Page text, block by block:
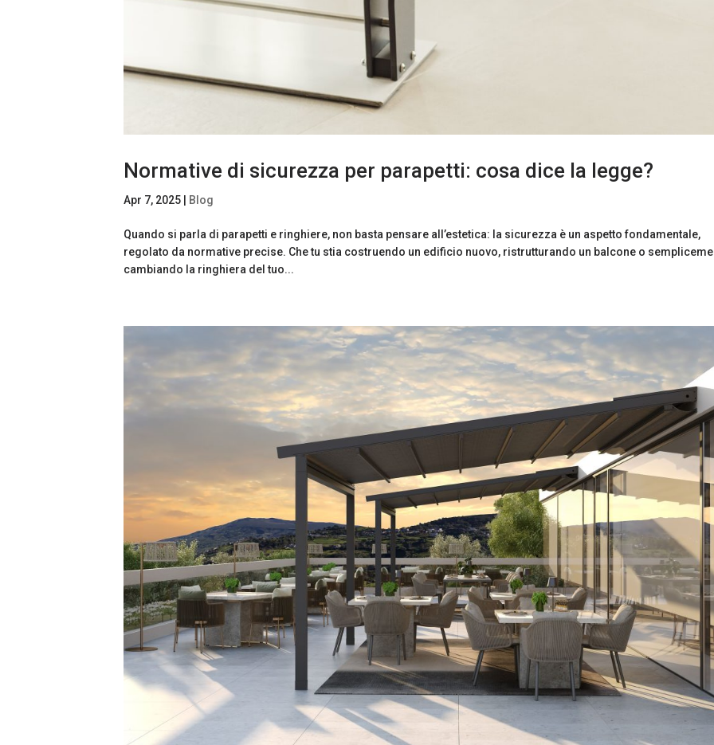
Normative di sicurezza per parapetti: cosa dice la legge?
Apr 7, 2025 | Blog
Quando si parla di parapetti e ringhiere, non basta pensare all’estetica: la sicurezza è un aspetto fondamentale,
regolato da normative precise. Che tu stia costruendo un edificio nuovo, ristrutturando un balcone o
cambiando la ringhiera del tuo...